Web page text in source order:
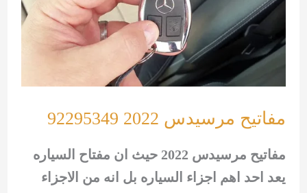
مفاتيح مرسيدس 2022 92295349
مفاتيح مرسيدس 2022 حيث ان مفتاح السياره
يعد احد اهم اجزاء السياره بل انه من الاجزاء